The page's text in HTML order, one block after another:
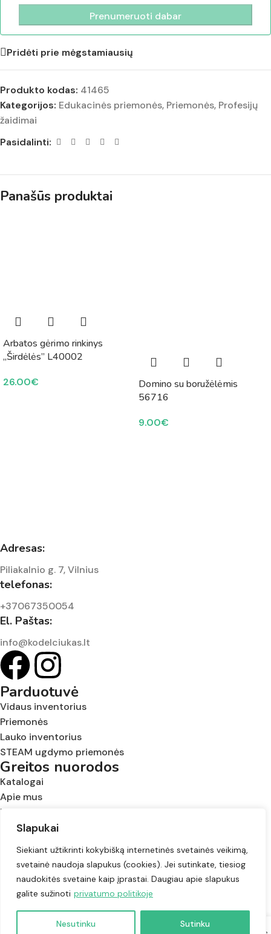
Slapukai
Siekiant užtikrinti kokybišką internetinės svetainės veikimą,
svetainė naudoja slapukus (cookies). Jei sutinkate, tiesiog
naudokitės svetaine kaip įprastai. Daugiau apie slapukus
galite sužinoti privatumo politikoje
Nesutinku Sutinku
Pridėti prie mėgstamiausių
Produkto kodas: 41465
Kategorijos: Edukacinės priemonės, Priemonės, Profesijų
žaidimai
Pasidalinti:
Panašūs produktai
Arbatos gėrimo rinkinys
„Širdėlės” L40002
26.00€
Domino su boružėlėmis
56716
9.00€
Adresas:
Piliakalnio g. 7, Vilnius
telefonas:
+37067350054
El. Paštas:
info@kodelciukas.lt
Parduotuvė
Vidaus inventorius
Priemonės
Lauko inventorius
STEAM ugdymo priemonės
Greitos nuorodos
Katalogai
Apie mus
Kontaktai
Privatumo politika
Visos teisės saugomos © 2024 |
Kodėlčiukas